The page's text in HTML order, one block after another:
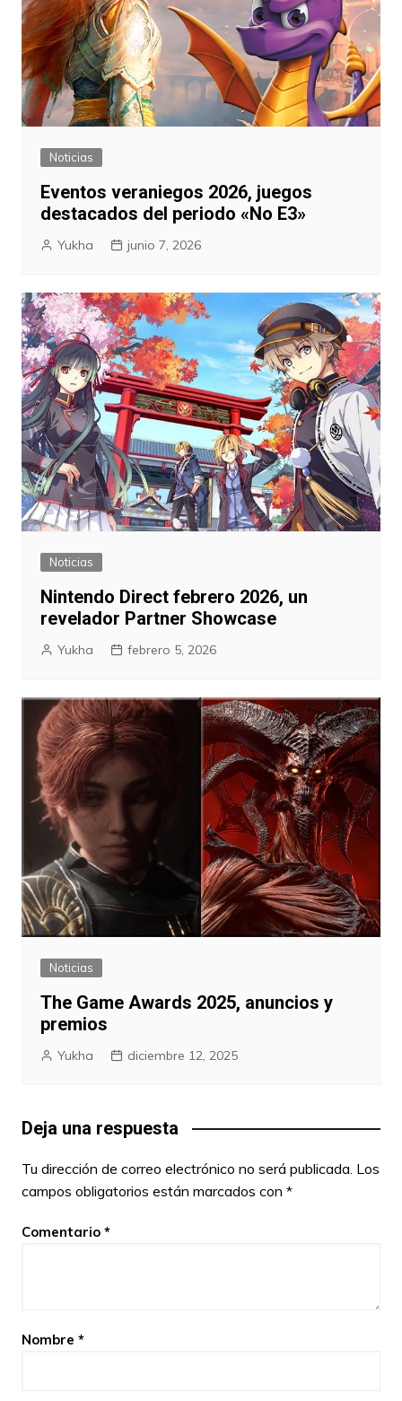
Noticias
Eventos veraniegos 2026, juegos
destacados del periodo «No E3»
Yukha junio 7, 2026
Noticias
Nintendo Direct febrero 2026, un
revelador Partner Showcase
Yukha febrero 5, 2026
Noticias
The Game Awards 2025, anuncios y
premios
Yukha diciembre 12, 2025
Deja una respuesta
Tu dirección de correo electrónico no será publicada. Los
campos obligatorios están marcados con *
Comentario *
Nombre *